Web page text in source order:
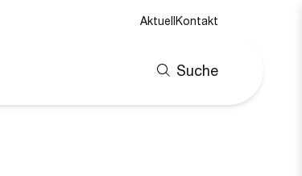
Suche
AktuellKontakt